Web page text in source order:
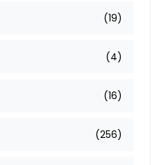
(19)
(4)
(16)
(256)